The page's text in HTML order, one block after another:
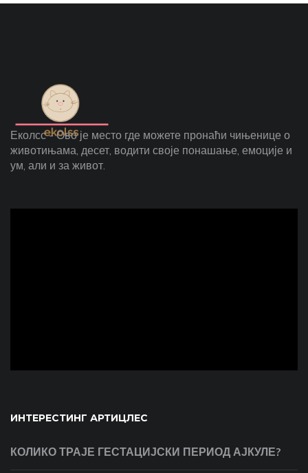
Еколсс - Ово је место где можете пронаћи чињенице о
животињама, десет, водити своје понашање, емоције и
ум, али и за живот.
ИНТЕРЕСТИНГ АРТИЦЛЕС
КОЛИКО ТРАЈЕ ГЕСТАЦИЈСКИ ПЕРИОД АЈКУЛЕ?